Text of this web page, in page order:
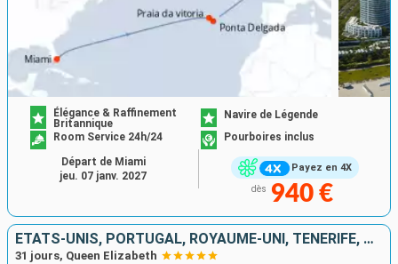
Payez en 4X
Élégance & Raffinement
Britannique
Navire de Légende
Room Service 24h/24
Pourboires inclus
dès 940 €
Départ de Miami
jeu. 07 janv. 2027
ÉTATS-UNIS, PORTUGAL, ROYAUME-UNI, TENERIFE, SAINT VINCENT-ET-LES-GRENADINES, AFRIQUE DU SUD
31 jours, Queen Elizabeth